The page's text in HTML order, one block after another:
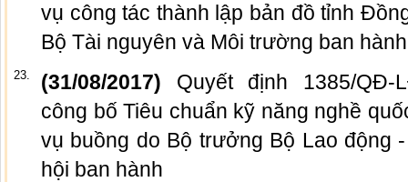
vụ công tác thành lập bản đồ tỉnh
Bộ Tài nguyên và Môi trường ban hành
23. (31/08/2017) Quyết định 1385/QĐ-
công bố Tiêu chuẩn kỹ năng nghề
vụ buồng do Bộ trưởng Bộ Lao động
hội ban hành